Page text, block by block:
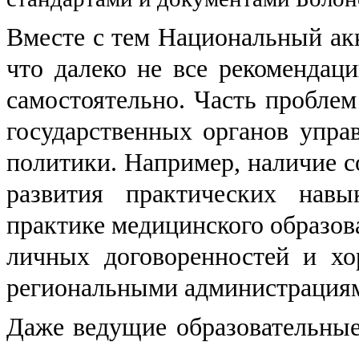
Вместе с тем Национальный
что далеко не все
самостоятельно. Часть
государственных органов
политики. Например, наличие
развития практических
практике медицинского
личных договоренностей и
региональными
Даже ведущие